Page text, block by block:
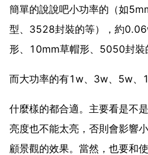
簡單的說說吧小功率的（如
型、3528封裝的等），約
形、10mm草帽形、5050封裝
而大功率的有1w、3w、5w、
什麼樣的都合適。主要看是不
亮度也不能太亮，否則會影響
顧景觀的效果。當然，也要和